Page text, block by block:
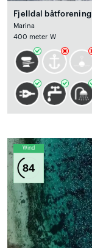
Fjelldal båtforening
Marina
400 meter W
Wind
84